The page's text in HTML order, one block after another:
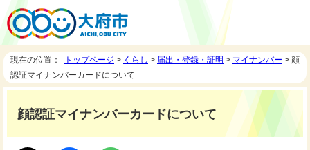
現在の位置： トップページ > くらし > 届出・登録・証明 > マイナンバー > 顔
認証マイナンバーカードについて
顔認証マイナンバーカードについて